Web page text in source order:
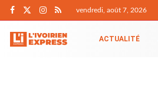
vendredi, août 7, 2026
ACTUALITÉ